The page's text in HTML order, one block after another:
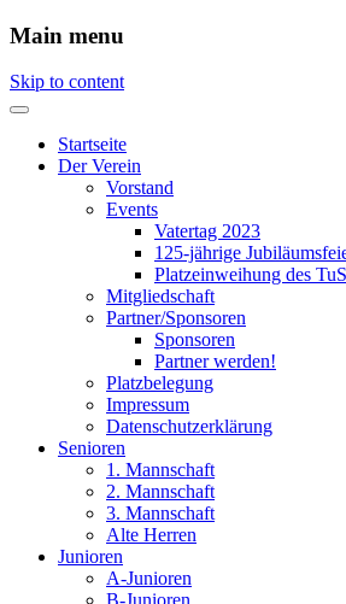
Main menu
Skip to content
Startseite
Der Verein
Vorstand
Events
Vatertag 2023
125-jährige
Platzeinweihung des
Mitgliedschaft
Partner/Sponsoren
Sponsoren
Partner werden!
Platzbelegung
Impressum
Datenschutzerklärung
Senioren
1. Mannschaft
2. Mannschaft
3. Mannschaft
Alte Herren
Junioren
A-Junioren